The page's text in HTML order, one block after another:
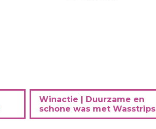
Winactie | Duurzame en
schone was met Wasstrips